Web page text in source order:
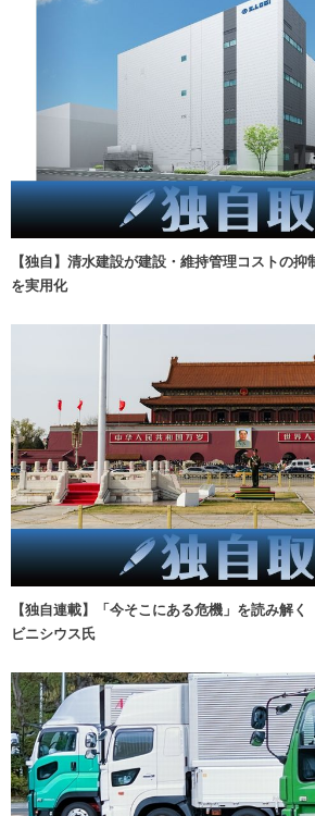
【独自】清水建設が建設・維持管理コストの
を実用化
【独自連載】「今そこにある危機」を読み解
ビニシウス氏